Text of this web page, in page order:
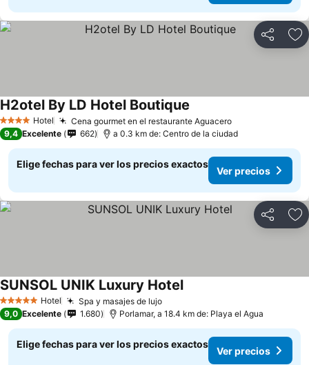
Compartir
4 EstrellasHotel Cena gourmet en el restaurante Aguacero
H2otel By LD Hotel Boutique
9,4 Excelente 662 a 0.3 km de: Centro de la ciudad
Elige fechas para ver los precios exactos
Ver precios
Compartir
5 Estrellas Hotel Spa y masajes de lujo
SUNSOL UNIK Luxury Hotel
9,0 Excelente 1.680 Porlamar, a 18.4 km de: Playa el Agua
Elige fechas para ver los precios exactos
Ver precios